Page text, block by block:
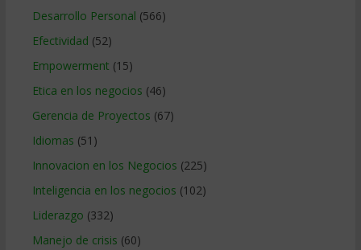
Desarrollo Personal (566)
Efectividad (52)
Empowerment (15)
Etica en los negocios (46)
Gerencia de Proyectos (67)
Idiomas (51)
Innovacion en los Negocios (225)
Inteligencia en los negocios (102)
Liderazgo (332)
Manejo de crisis (60)